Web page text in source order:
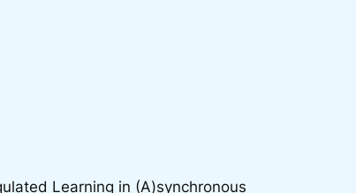
Learning in (A)synchronous